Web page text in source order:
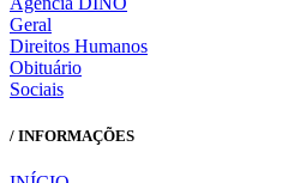
Geral
Direitos Humanos
Obituário
Sociais
/ INFORMAÇÕES